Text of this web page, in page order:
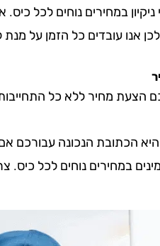
ניקיון במחירים נוחים לכל
אנו עובדים כל הזמן על מנת
מחיר ללא כל התחייבות.
היא הכתובת הנכונה עבורכם אם
במחירים נוחים לכל כיס.